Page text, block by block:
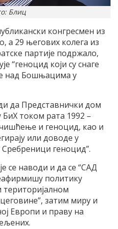
Блиц
конгресмен из
а 29 његових колега из
партије подржало,
“геноцид који су снаге
над Бошњацима у
да Представнички дом
БиХ током рата 1992 –
и геноцид, као и
или доводе у
геноцид”.
се наводи и да се “САД
политику
затим миру и
Европи и праву на